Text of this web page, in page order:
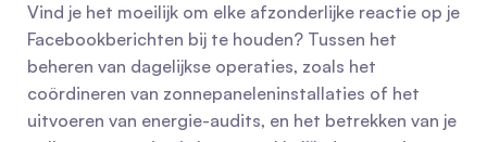
Vind je het moeilijk om elke afzonderlijke reactie op je
Facebookberichten bij te houden? Tussen het
beheren van dagelijkse operaties, zoals het
coördineren van zonnepaneleninstallaties of het
uitvoeren van energie-audits, en het betrekken van je